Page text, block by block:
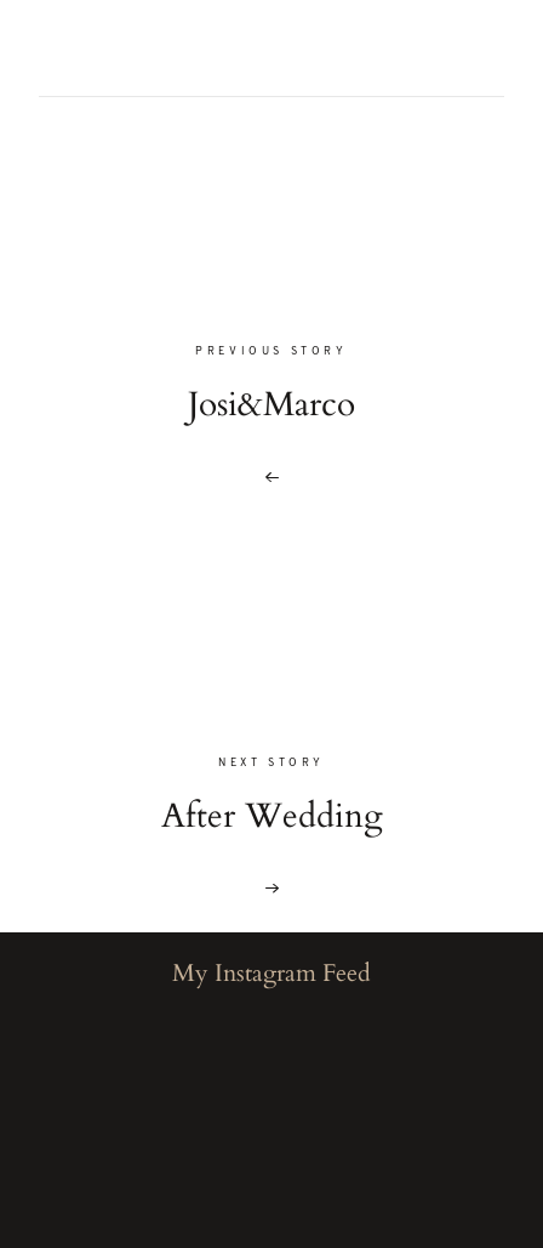
PREVIOUS STORY
Josi&Marco
NEXT STORY
After Wedding
My Instagram Feed